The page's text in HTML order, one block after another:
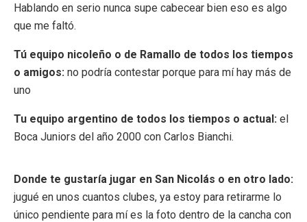
Hablando en serio nunca supe cabecear bien eso es algo
que me faltó.
Tú equipo nicoleño o de Ramallo de todos los tiempos
o amigos: no podría contestar porque para mí hay más de
uno
Tu equipo argentino de todos los tiempos o actual: el
Boca Juniors del año 2000 con Carlos Bianchi.
Donde te gustaría jugar en San Nicolás o en otro lado:
jugué en unos cuantos clubes, ya estoy para retirarme lo
único pendiente para mí es la foto dentro de la cancha con